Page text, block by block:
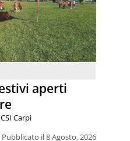
aperti
Pubblicato il 8 Agosto, 2026
Carpi